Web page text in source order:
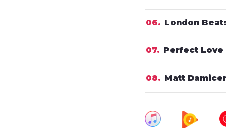
06 London
07 Perfect Love
08 Matt